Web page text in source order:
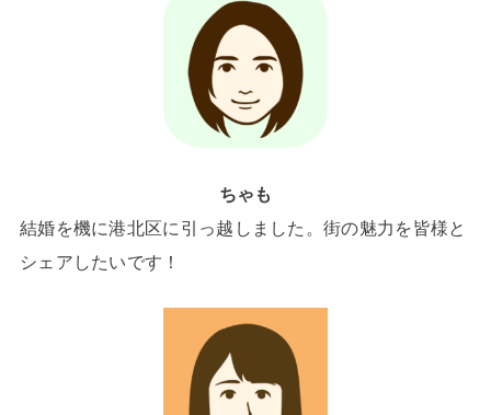
ちゃも
結婚を機に港北区に引っ越しました。街の魅力を皆様と
シェアしたいです！